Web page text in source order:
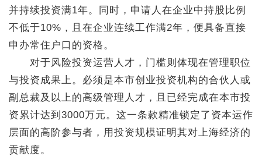
并持续投资满1年。同时，申请人在企业中持股比例
不低于10%，且在企业连续工作满2年，便具备直接
申办常住户口的资格。
对于风险投资运营人才，门槛则体现在管理职位
与投资成果上。必须是本市创业投资机构的合伙人或
副总裁及以上的高级管理人才，且已经完成在本市投
资累计达到3000万元。这一条款精准锁定了资本运作
层面的高阶参与者，用投资规模证明其对上海经济的
贡献度。